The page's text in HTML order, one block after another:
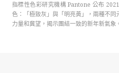
指標性色彩研究機構 Pantone 公布
色：「極致灰」與「明亮黃」，兩種不同
力量和冀望，揭示團結一致的新年新氣象